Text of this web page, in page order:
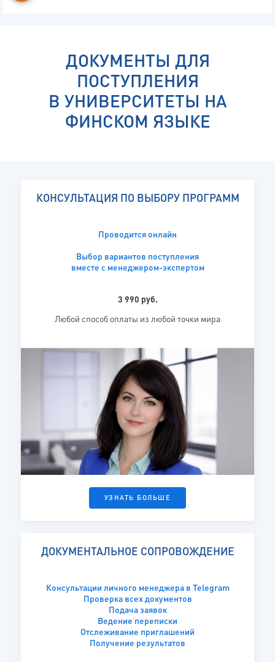
ДОКУМЕНТЫ ДЛЯ
ПОСТУПЛЕНИЯ
В УНИВЕРСИТЕТЫ НА
ФИНСКОМ ЯЗЫКЕ
КОНСУЛЬТАЦИЯ ПО ВЫБОРУ ПРОГРАММ
Проводится онлайн
Выбор вариантов поступления
вместе с менеджером-экспертом
3 990 руб.
Любой способ оплаты из любой точки мира
УЗНАТЬ БОЛЬШЕ
ДОКУМЕНТАЛЬНОЕ СОПРОВОЖДЕНИЕ
Консультации личного менеджера в Telegram
Проверка всех документов
Подача заявок
Ведение переписки
Отслеживание приглашений
Получение результатов
ВАША ЗАЯВКА ПРИНЯТА
Ваша заявка успешно принята!